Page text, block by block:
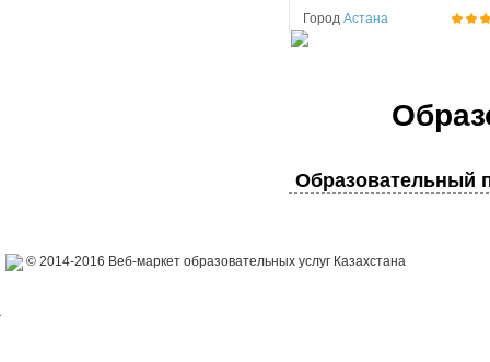
Город Астана
Образовательный
© 2014-2016 Веб-маркет образовательных услуг Казахстана